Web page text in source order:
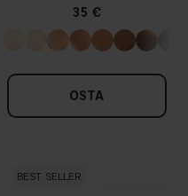
35 €
OSTA
BEST SELLER